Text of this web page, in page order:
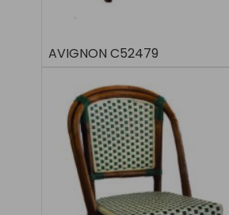
AVIGNON C52479